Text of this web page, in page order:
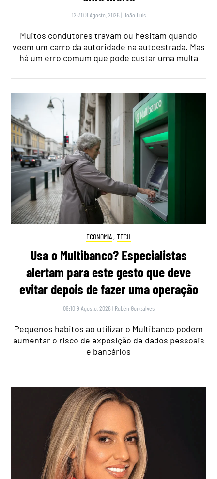
12:30 8 Agosto, 2026 |João Luís
Muitos condutores travam ou hesitam quando
veem um carro da autoridade na autoestrada. Mas
há um erro comum que pode custar uma multa
ECONOMIA , TECH
Usa o Multibanco? Especialistas
alertam para este gesto que deve
evitar depois de fazer uma operação
09:10 9 Agosto, 2026 | Rubén Gonçalves
Pequenos hábitos ao utilizar o Multibanco podem
aumentar o risco de exposição de dados pessoais
e bancários